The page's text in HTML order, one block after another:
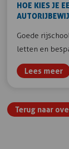
HOE KIES JE
Goede
letten en
Lees meer
Terug naar